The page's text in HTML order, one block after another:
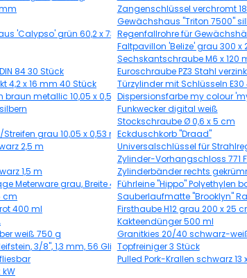
Zangenschlüssel verchromt
Gewächshaus "Triton 7500"
'Calypso' grün 60,2 x 73,6 cmRegenfallrohre für
Faltpavillon 'Belize' grau 300 x
Sechskantschraube M6 x 120
84 30 Stück
Euroschraube PZ3 Stahl
4,2 x 16 mm 40 Stück
Türzylinder mit Schlüsseln
braun metallic 10,05 x 0,53 mDispersionsfarbe my colour
Funkwecker digital weiß
Stockschraube Ø 0,6 x 5 cm
grau 10,05 x 0,53 mEckduschkorb "Draad"
2,5 m
Universalschlüssel für
Zylinder-Vorhangschloss 771 F
1,5 m
Zylinderbänder rechts
Meterware grau, Breite 400 cmFührleine "Hippo" Polyethylen
cm
Sauberlaufmatte "Brooklyn"
400 ml
Firsthaube H12 grau 200 x 25
Kakteendünger 500 ml
weiß 750 g
Granitkies 20/40 schwarz-
3/8", 1,3 mm, 56 GliederTopfreiniger 3 Stück
Pulled Pork-Krallen schwarz 13
kW